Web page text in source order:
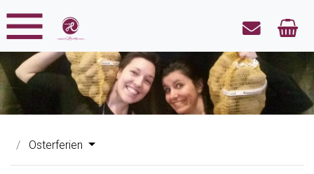
Osterferien